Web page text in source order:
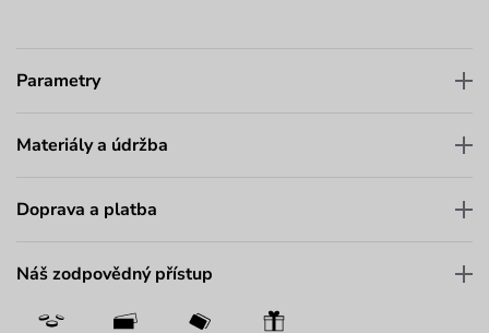
Parametry
Materiály a údržba
Doprava a platba
Náš zodpovědný přístup